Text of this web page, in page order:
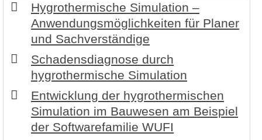
Hygrothermische Simulation –
Anwendungsmöglichkeiten für Planer
und Sachverständige
Schadensdiagnose durch
hygrothermische Simulation
Entwicklung der hygrothermischen
Simulation im Bauwesen am Beispiel
der Softwarefamilie WUFI